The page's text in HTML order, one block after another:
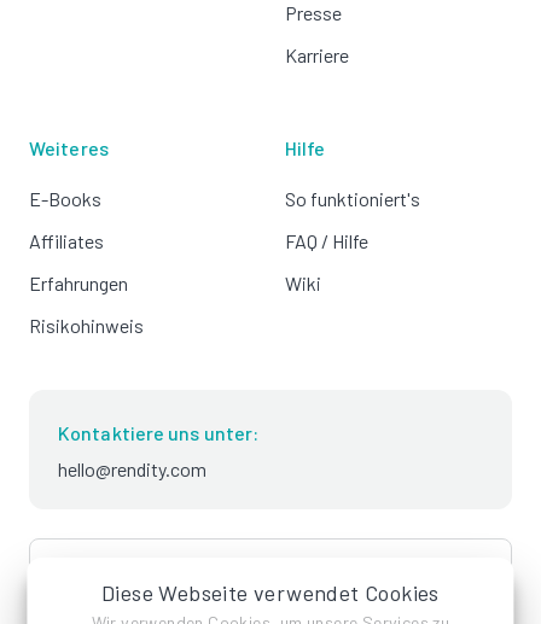
Diese Webseite verwendet Cookies
Presse
Karriere
Weiteres
E-Books
Affiliates
Erfahrungen
Risikohinweis
Hilfe
So funktioniert's
FAQ / Hilfe
Wiki
Kontaktiere uns unter:
hello@rendity.com
language